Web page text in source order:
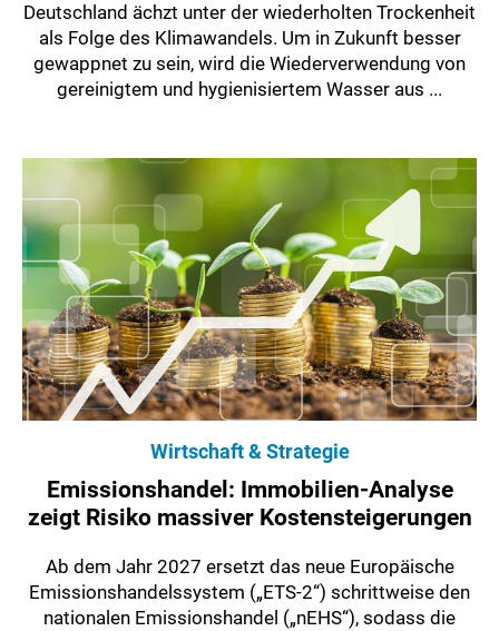
Deutschland ächzt unter der wiederholten Trockenheit
als Folge des Klimawandels. Um in Zukunft besser
gewappnet zu sein, wird die Wiederverwendung von
gereinigtem und hygienisiertem Wasser aus ...
Wirtschaft & Strategie
Emissionshandel: Immobilien-Analyse
zeigt Risiko massiver Kostensteigerungen
Ab dem Jahr 2027 ersetzt das neue Europäische
Emissionshandelssystem („ETS-2“) schrittweise den
nationalen Emissionshandel („nEHS“), sodass die